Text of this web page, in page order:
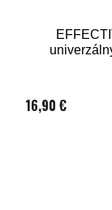
16,90 €